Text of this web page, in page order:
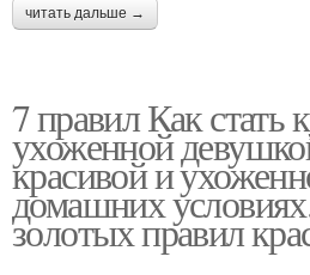
читать дальше →
7 правил Как стать
ухоженной
красивой и
домашних
золотых правил